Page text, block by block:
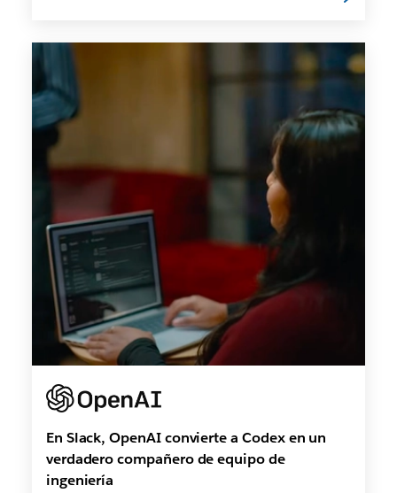
En Slack, OpenAI convierte a Codex en un
verdadero compañero de equipo de
ingeniería